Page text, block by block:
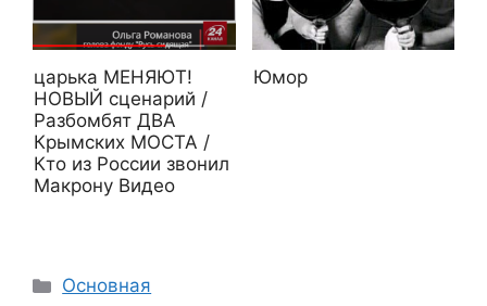
царька МЕНЯЮТ!
НОВЫЙ сценарий /
Разбомбят ДВА
Крымских МОСТА /
Кто из России звонил
Макрону Видео
Юмор
Рубрики
Основная